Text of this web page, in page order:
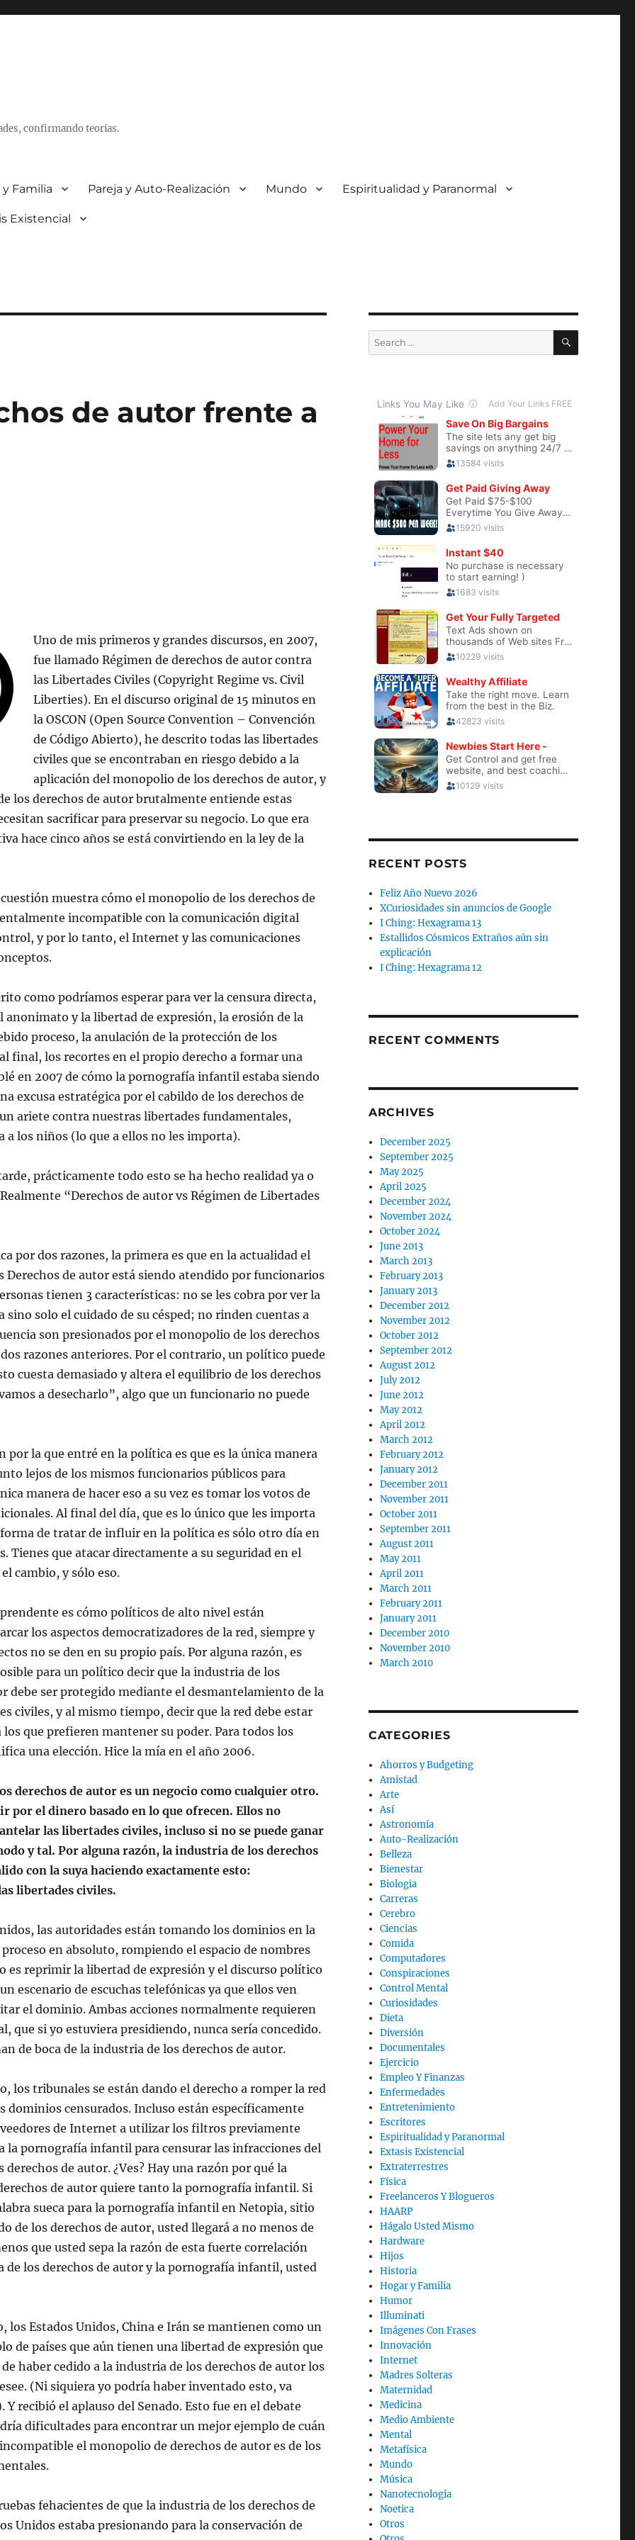
confirmando teorías.
Familia Pareja y Auto-Realización Mundo Espiritualidad y Paranormal
Existencial
de autor frente a
Uno de mis primeros y grandes discursos, en 2007,
fue llamado Régimen de derechos de autor contra
las Libertades Civiles (Copyright Regime vs. Civil
Liberties). En el discurso original de 15 minutos en
la OSCON (Open Source Convention – Convención
de Código Abierto), he descrito todas las libertades
civiles que se encontraban en riesgo debido a la
aplicación del monopolio de los derechos de autor, y
los derechos de autor brutalmente entiende estas
sacrificar para preservar su negocio. Lo que era
hace cinco años se está convirtiendo en la ley de la
muestra cómo el monopolio de los derechos de
incompatible con la comunicación digital
y por lo tanto, el Internet y las comunicaciones
como podríamos esperar para ver la censura directa,
anonimato y la libertad de expresión, la erosión de la
proceso, la anulación de la protección de los
final, los recortes en el propio derecho a formar una
en 2007 de cómo la pornografía infantil estaba siendo
excusa estratégica por el cabildo de los derechos de
ariete contra nuestras libertades fundamentales,
a los niños (lo que a ellos no les importa).
prácticamente todo esto se ha hecho realidad ya o
“Derechos de autor vs Régimen de Libertades
por dos razones, la primera es que en la actualidad el
Derechos de autor está siendo atendido por funcionarios
tienen 3 características: no se les cobra por ver la
sino solo el cuidado de su césped; no rinden cuentas a
son presionados por el monopolio de los derechos
razones anteriores. Por el contrario, un político puede
cuesta demasiado y altera el equilibrio de los derechos
a desecharlo”, algo que un funcionario no puede
por la que entré en la política es que es la única manera
lejos de los mismos funcionarios públicos para
manera de hacer eso a su vez es tomar los votos de
Al final del día, que es lo único que les importa
de tratar de influir en la política es sólo otro día en
Tienes que atacar directamente a su seguridad en el
cambio, y sólo eso.
es cómo políticos de alto nivel están
los aspectos democratizadores de la red, siempre y
no se den en su propio país. Por alguna razón, es
para un político decir que la industria de los
debe ser protegido mediante el desmantelamiento de la
civiles, y al mismo tiempo, decir que la red debe estar
que prefieren mantener su poder. Para todos los
una elección. Hice la mía en el año 2006.
derechos de autor es un negocio como cualquier otro.
por el dinero basado en lo que ofrecen. Ellos no
las libertades civiles, incluso si no se puede ganar
y tal. Por alguna razón, la industria de los derechos
con la suya haciendo exactamente esto:
libertades civiles.
las autoridades están tomando los dominios en la
en absoluto, rompiendo el espacio de nombres
es reprimir la libertad de expresión y el discurso político
escenario de escuchas telefónicas ya que ellos ven
el dominio. Ambas acciones normalmente requieren
que si yo estuviera presidiendo, nunca sería concedido.
de boca de la industria de los derechos de autor.
los tribunales se están dando el derecho a romper la red
dominios censurados. Incluso están específicamente
de Internet a utilizar los filtros previamente
la pornografía infantil para censurar las infracciones del
de autor. ¿Ves? Hay una razón por qué la
de autor quiere tanto la pornografía infantil. Si
sueca para la pornografía infantil en Netopia, sitio
de los derechos de autor, usted llegará a no menos de
que usted sepa la razón de esta fuerte correlación
de los derechos de autor y la pornografía infantil, usted
los Estados Unidos, China e Irán se mantienen como un
de países que aún tienen una libertad de expresión que
haber cedido a la industria de los derechos de autor los
(Ni siquiera yo podría haber inventado esto, va
Y recibió el aplauso del Senado. Esto fue en el debate
dificultades para encontrar un mejor ejemplo de cuán
el monopolio de derechos de autor es de los
fehacientes de que la industria de los derechos de
Unidos estaba presionando para la conservación de
Search
for:
SEARCH
RECENT POSTS
Feliz Año Nuevo 2026
XCuriosidades sin anuncios de Google
I Ching: Hexagrama 13
Estallidos Cósmicos Extraños aún sin
explicación
I Ching: Hexagrama 12
RECENT COMMENTS
ARCHIVES
December 2025
September 2025
May 2025
April 2025
December 2024
November 2024
October 2024
June 2013
March 2013
February 2013
January 2013
December 2012
November 2012
October 2012
September 2012
August 2012
July 2012
June 2012
May 2012
April 2012
March 2012
February 2012
January 2012
December 2011
November 2011
October 2011
September 2011
August 2011
May 2011
April 2011
March 2011
February 2011
January 2011
December 2010
November 2010
March 2010
CATEGORIES
Ahorros y Budgeting
Amistad
Arte
Así
Astronomía
Auto-Realización
Belleza
Bienestar
Biologia
Carreras
Cerebro
Ciencias
Comida
Computadores
Conspiraciones
Control Mental
Curiosidades
Dieta
Diversión
Documentales
Ejercicio
Empleo Y Finanzas
Enfermedades
Entretenimiento
Escritores
Espiritualidad y Paranormal
Extasis Existencial
Extraterrestres
Física
Freelanceros Y Blogueros
HAARP
Hágalo Usted Mismo
Hardware
Hijos
Historia
Hogar y Familia
Humor
Illuminati
Imágenes Con Frases
Innovación
Internet
Madres Solteras
Maternidad
Medicina
Medio Ambiente
Mental
Metafísica
Mundo
Música
Nanotecnología
Noetica
Otros